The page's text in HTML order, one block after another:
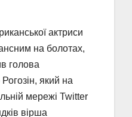
актриси
на болотах,
голова
який на
мережі Twitter
вірша